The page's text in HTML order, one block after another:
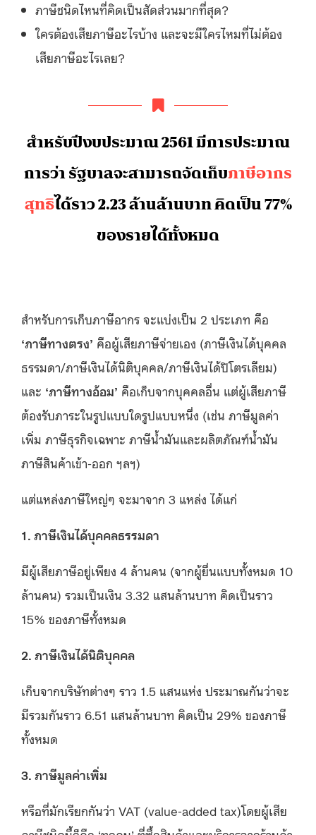
ภาษีชนิดไหนที่คิดเป็นสัดส่วนมากที่สุด?
ใครต้องเสียภาษีอะไรบ้าง และจะมีใครไหมที่ไม่ต้อง
เสียภาษีอะไรเลย?
สำหรับปีงบประมาณ 2561 มีการประมาณ
การว่า รัฐบาลจะสามารถจัดเก็บภาษีอากร
สุทธิได้ราว 2.23 ล้านล้านบาท คิดเป็น 77%
ของรายได้ทั้งหมด
สำหรับการเก็บภาษีอากร จะแบ่งเป็น 2 ประเภท คือ
‘ภาษีทางตรง’ คือผู้เสียภาษีจ่ายเอง (ภาษีเงินได้บุคคล
ธรรมดา/ภาษีเงินได้นิติบุคคล/ภาษีเงินได้ปิโตรเลียม)
และ ‘ภาษีทางอ้อม’ คือเก็บจากบุคคลอื่น แต่ผู้เสียภาษี
ต้องรับภาระในรูปแบบใดรูปแบบหนึ่ง (เช่น ภาษีมูลค่า
เพิ่ม ภาษีธุรกิจเฉพาะ ภาษีน้ำมันและผลิตภัณฑ์น้ำมัน
ภาษีสินค้าเข้า-ออก ฯลฯ)
แต่แหล่งภาษีใหญ่ๆ จะมาจาก 3 แหล่ง ได้แก่
1. ภาษีเงินได้บุคคลธรรมดา
มีผู้เสียภาษีอยู่เพียง 4 ล้านคน (จากผู้ยื่นแบบทั้งหมด 10
ล้านคน) รวมเป็นเงิน 3.32 แสนล้านบาท คิดเป็นราว
15% ของภาษีทั้งหมด
2. ภาษีเงินได้นิติบุคคล
เก็บจากบริษัทต่างๆ ราว 1.5 แสนแห่ง ประมาณกันว่าจะ
มีรวมกันราว 6.51 แสนล้านบาท คิดเป็น 29% ของภาษี
ทั้งหมด
3. ภาษีมูลค่าเพิ่ม
หรือที่มักเรียกกันว่า VAT (value-added tax)โดยผู้เสีย